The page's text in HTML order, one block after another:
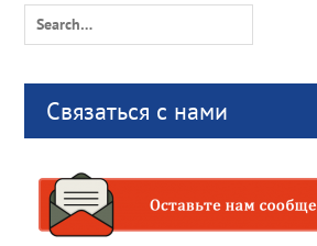
Search
for:
Связаться с нами